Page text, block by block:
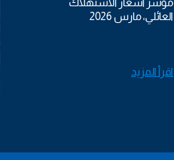
مؤشر أسعار الاستهلاك
العائلي، مارس 2026
اقرأ المزيد